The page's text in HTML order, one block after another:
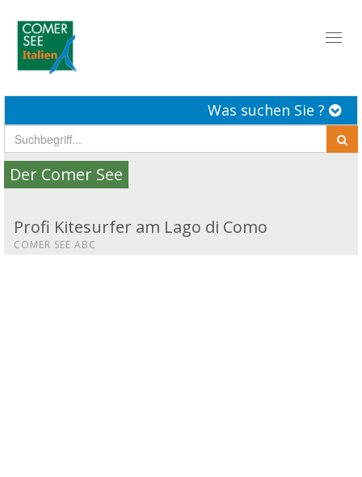
Was suchen Sie ?
Der Comer See
Profi Kitesurfer am Lago di Como
COMER SEE ABC